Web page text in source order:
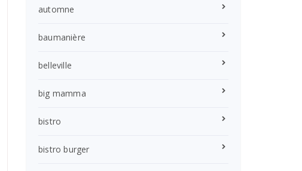
automne
baumanière
belleville
big mamma
bistro
bistro burger